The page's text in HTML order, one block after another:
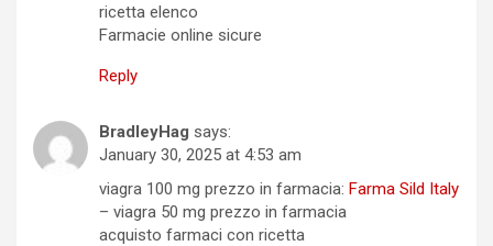
ricetta elenco
Farmacie online sicure
Reply
BradleyHag says:
January 30, 2025 at 4:53 am
viagra 100 mg prezzo in farmacia: Farma Sild Italy
– viagra 50 mg prezzo in farmacia
acquisto farmaci con ricetta